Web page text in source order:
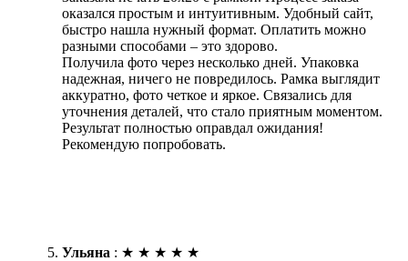
оказался простым и интуитивным. Удобный сайт,
быстро нашла нужный формат. Оплатить можно
разными способами – это здорово.
Получила фото через несколько дней. Упаковка
надежная, ничего не повредилось. Рамка выглядит
аккуратно, фото четкое и яркое. Связались для
уточнения деталей, что стало приятным моментом.
Результат полностью оправдал ожидания!
Рекомендую попробовать.
Ульяна : ★ ★ ★ ★ ★